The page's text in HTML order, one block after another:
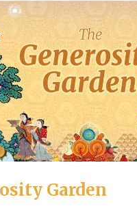
Garden